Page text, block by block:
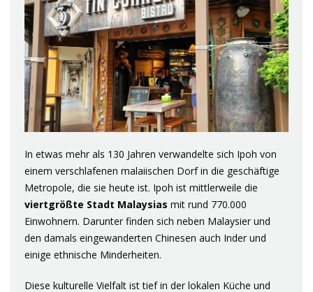
In etwas mehr als 130 Jahren verwandelte sich Ipoh von
einem verschlafenen malaiischen Dorf in die geschäftige
Metropole, die sie heute ist. Ipoh ist mittlerweile die
viertgrößte Stadt Malaysias mit rund 770.000
Einwohnern. Darunter finden sich neben Malaysier und
den damals eingewanderten Chinesen auch Inder und
einige ethnische Minderheiten.
Diese kulturelle Vielfalt ist tief in der lokalen Küche und